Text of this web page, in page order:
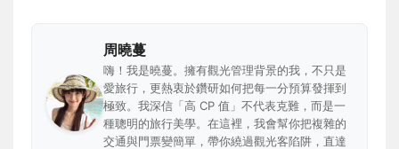
周曉蔓
嗨！我是曉蔓。擁有觀光管理背景的我，不只是
愛旅行，更熱衷於鑽研如何把每一分預算發揮到
極致。我深信「高 CP 值」不代表克難，而是一
種聰明的旅行美學。在這裡，我會幫你把複雜的
交通與門票變簡單，帶你繞過觀光客陷阱，直達